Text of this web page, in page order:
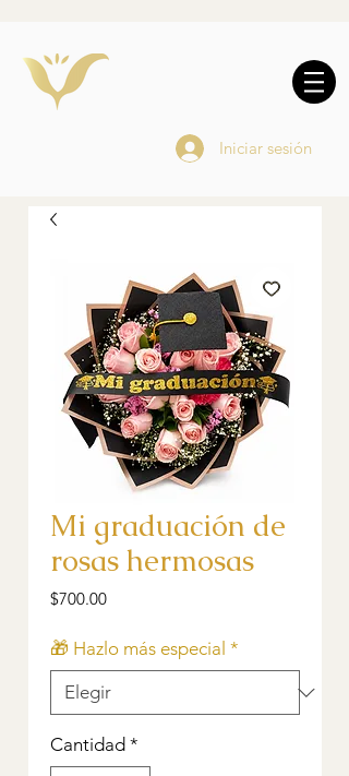
10% DE REGALO EN
ONLINE
Iniciar sesión
Mi graduación de
rosas hermosas
$700.00Precio
🎁 Hazlo más especial *
Cantidad *